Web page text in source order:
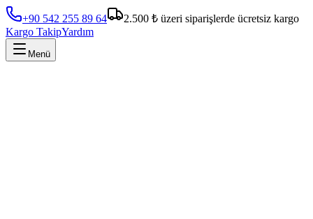
+90 542 255 89 64
2.500 ₺ üzeri siparişlerde ücretsiz kargo
Kargo TakipYardım
Menü